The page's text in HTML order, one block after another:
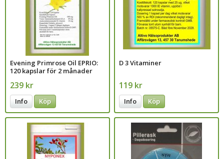
Evening Primrose Oil EPRIO:
120 kapslar för 2 månader
239 kr
Info Köp
D 3 Vitaminer
119 kr
Info Köp